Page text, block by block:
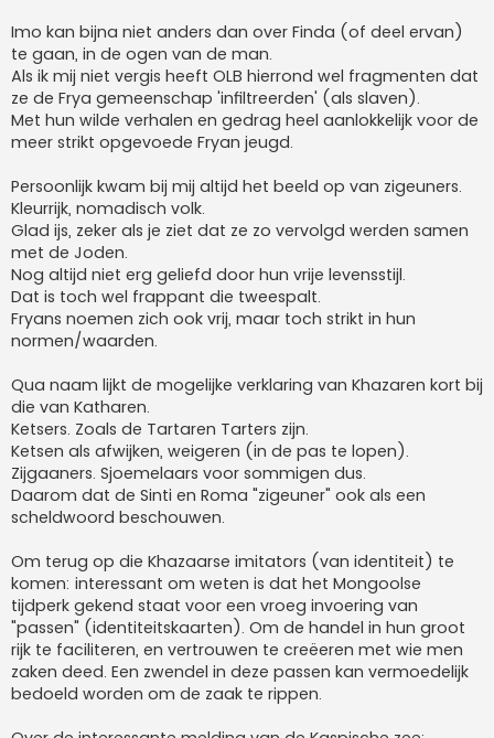
Imo kan bijna niet anders dan over Finda (of deel ervan)
te gaan, in de ogen van de man.
Als ik mij niet vergis heeft OLB hierrond wel fragmenten dat
ze de Frya gemeenschap 'infiltreerden' (als slaven).
Met hun wilde verhalen en gedrag heel aanlokkelijk voor de
meer strikt opgevoede Fryan jeugd.
Persoonlijk kwam bij mij altijd het beeld op van zigeuners.
Kleurrijk, nomadisch volk.
Glad ijs, zeker als je ziet dat ze zo vervolgd werden samen
met de Joden.
Nog altijd niet erg geliefd door hun vrije levensstijl.
Dat is toch wel frappant die tweespalt.
Fryans noemen zich ook vrij, maar toch strikt in hun
normen/waarden.
Qua naam lijkt de mogelijke verklaring van Khazaren kort bij
die van Katharen.
Ketsers. Zoals de Tartaren Tarters zijn.
Ketsen als afwijken, weigeren (in de pas te lopen).
Zijgaaners. Sjoemelaars voor sommigen dus.
Daarom dat de Sinti en Roma "zigeuner" ook als een
scheldwoord beschouwen.
Om terug op die Khazaarse imitators (van identiteit) te
komen: interessant om weten is dat het Mongoolse
tijdperk gekend staat voor een vroeg invoering van
"passen" (identiteitskaarten). Om de handel in hun groot
rijk te faciliteren, en vertrouwen te creëeren met wie men
zaken deed. Een zwendel in deze passen kan vermoedelijk
bedoeld worden om de zaak te rippen.